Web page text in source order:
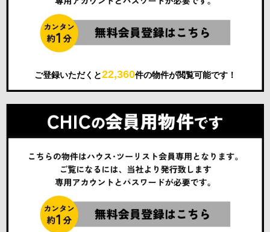
ご登録いただくと22,360件の物件が閲覧可能です！